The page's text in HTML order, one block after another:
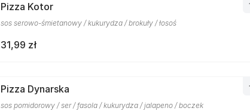
Pizza Kotor
sos serowo-śmietanowy / kukurydza / brokuły / łosoś
31,99 zł
Pizza Dynarska
sos pomidorowy / ser / fasola / kukurydza / jalapeno / boczek